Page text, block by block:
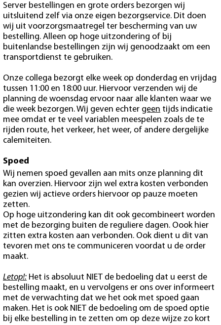
Server bestellingen en grote orders bezorgen wij
uitsluitend zelf via onze eigen bezorgservice. Dit doen
wij uit voorzorgsmaatregel ter bescherming van uw
bestelling. Alleen op hoge uitzondering of bij
buitenlandse bestellingen zijn wij genoodzaakt om een
transportdienst te gebruiken.
Onze collega bezorgt elke week op donderdag en vrijdag
tussen 11:00 en 18:00 uur. Hiervoor verzenden wij de
planning de woensdag ervoor naar alle klanten waar we
die week bezorgen. Wij geven echter geen tijds indicatie
mee omdat er te veel variablen meespelen zoals de te
rijden route, het verkeer, het weer, of andere dergelijke
calemiteiten.
Spoed
Wij nemen spoed gevallen aan mits onze planning dit
kan overzien. Hiervoor zijn wel extra kosten verbonden
gezien wij actieve orders hiervoor op pauze moeten
zetten.
Op hoge uitzondering kan dit ook gecombineert worden
met de bezorging buiten de reguliere dagen. Oook hier
zitten extra kosten aan verbonden. Ook dient u dit van
tevoren met ons te communiceren voordat u de order
maakt.
Letop!: Het is absoluut NIET de bedoeling dat u eerst de
bestelling maakt, en u vervolgens er ons over informeert
met de verwachting dat we het ook met spoed gaan
maken. Het is ook NIET de bedoeling om de spoed optie
bij elke bestelling in te zetten om op deze wijze zo kort